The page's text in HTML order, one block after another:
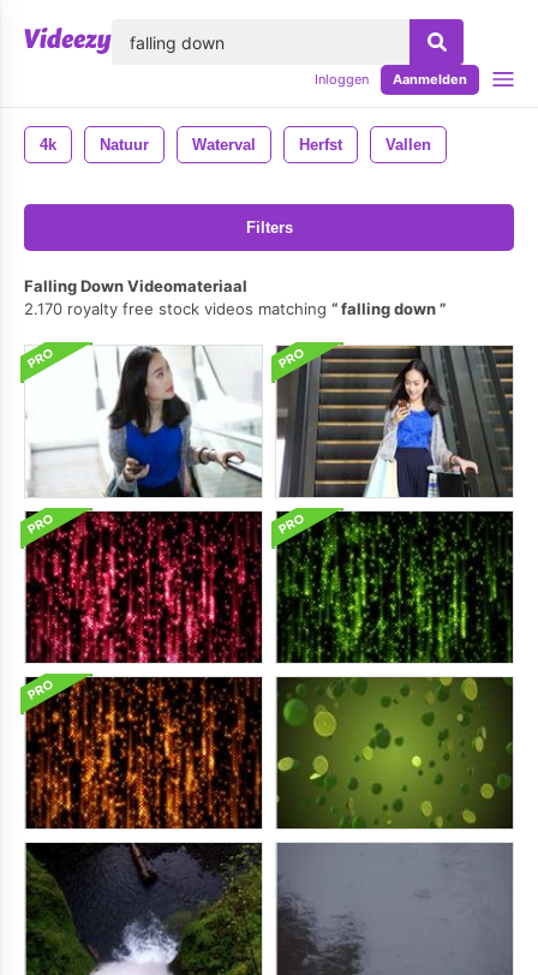
Inloggen Aanmelden
4k Natuur Waterval Herfst Vallen
Filters
Falling Down Videomateriaal
2.170 royalty free stock videos matching
falling down